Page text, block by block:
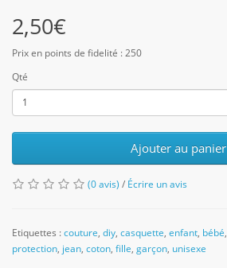
2,50€
Prix en points de fidelité : 250
Qté
Ajouter au panier
(0 avis) / Écrire un avis
Etiquettes :couture, diy, casquette, enfant, bébé,
protection, jean, coton, fille, garçon, unisexe